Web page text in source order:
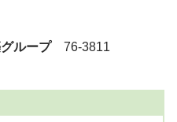
ループ76-3811